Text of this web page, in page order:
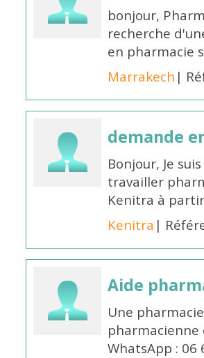
bonjour,
recherche
en pharmacie
Marrakech |
demande
Bonjour, Je
travailler
Kenitra à
Kenitra |
Aide
Une
pharmacienne
WhatsApp : 06